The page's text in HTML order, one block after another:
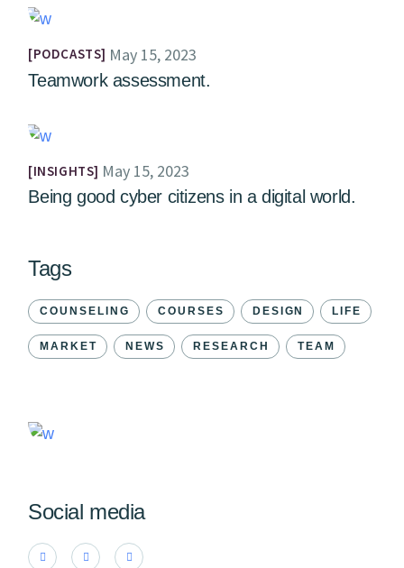
PODCASTS May 15, 2023
Teamwork assessment.
INSIGHTS May 15, 2023
Being good cyber citizens in a digital world.
Tags
COUNSELING COURSES DESIGN LIFE
MARKET NEWS RESEARCH TEAM
Social media